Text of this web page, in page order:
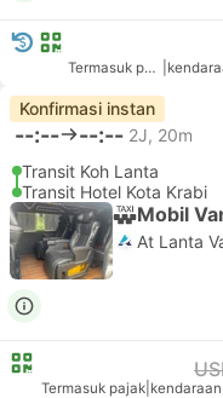
Termasuk pajak
Konfirmasi instan
--:-- --:-- 2J, 20m
Transit Koh Lanta
Transit Hotel Kota Krabi
Mobil
At Lanta
Termasuk pajak